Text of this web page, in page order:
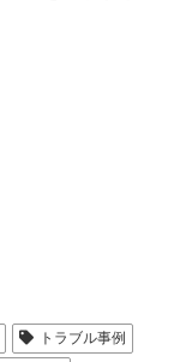
トラブル事例